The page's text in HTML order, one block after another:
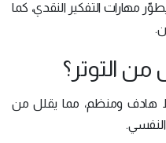
مهارات التفكير النقدي، كما
هادف ومنظم، مما يقلل من
النفسي.